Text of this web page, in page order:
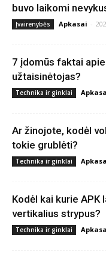
buvo laikomi
Įvairenybės Apkasai -
7 įdomūs faktai
užtaisinėtojas?
Technika ir ginklai
Ar žinojote, kodėl
tokie grublėti?
Technika ir ginklai
Kodėl kai kurie APK
vertikalius strypus?
Technika ir ginklai